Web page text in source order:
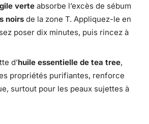
verte absorbe l’excès de sébum
noirs de la zone T. Appliquez-le en
poser dix minutes, puis rincez à
d’huile essentielle de tea tree,
propriétés purifiantes, renforce
surtout pour les peaux sujettes à